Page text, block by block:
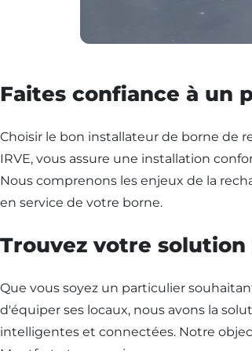
Faites confiance à un
Choisir le bon installateur de borne de
IRVE, vous assure une installation
Nous comprenons les enjeux de la
en service de votre borne.
Trouvez votre solution
Que vous soyez un particulier
d'équiper ses locaux, nous avons la
intelligentes et connectées. Notre